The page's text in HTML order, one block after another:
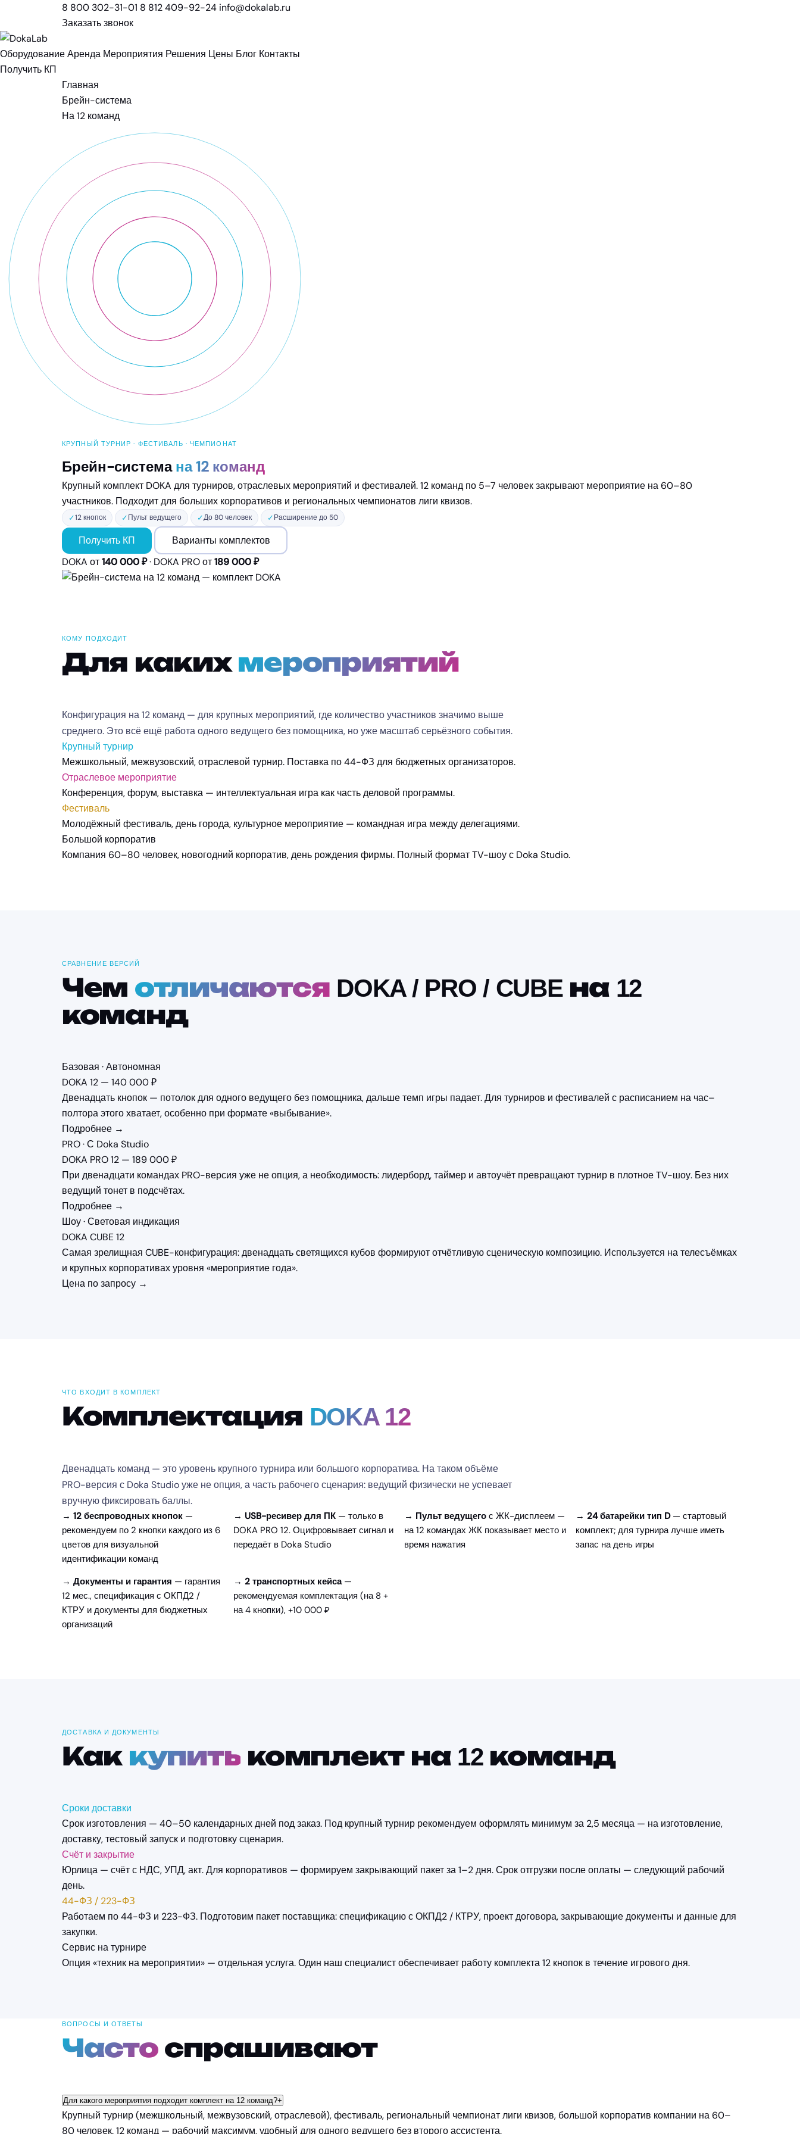
8 800 302-31-01 8 812 409-92-24 info@dokalab.ru
Заказать звонок
ОборудованиеАренда Мероприятия Решения Цены Блог Контакты
Получить КП
Главная
Брейн-система
На 12 команд
КРУПНЫЙ ТУРНИР · ФЕСТИВАЛЬ · ЧЕМПИОНАТ
Брейн-системана 12 команд
Крупный комплект DOKA для турниров, отраслевых мероприятий и фестивалей. 12 команд по 5–7 человек закрывают мероприятие на 60–80
участников. Подходит для больших корпоративов и региональных чемпионатов лиги квизов.
✓12 кнопок ✓Пульт ведущего ✓До 80 человек ✓Расширение до 50
Получить КП
Варианты комплектов
DOKA от140 000 ₽· DOKA PRO от189 000 ₽
КОМУ ПОДХОДИТ
Для каких мероприятий
Конфигурация на 12 команд — для крупных мероприятий, где количество участников значимо выше
среднего. Это всё ещё работа одного ведущего без помощника, но уже масштаб серьёзного события.
Крупный турнир
Межшкольный, межвузовский, отраслевой турнир. Поставка по 44-ФЗ для бюджетных организаторов.
Отраслевое мероприятие
Конференция, форум, выставка — интеллектуальная игра как часть деловой программы.
Фестиваль
Молодёжный фестиваль, день города, культурное мероприятие — командная игра между делегациями.
Большой корпоратив
Компания 60–80 человек, новогодний корпоратив, день рождения фирмы. Полный формат TV-шоу с Doka Studio.
СРАВНЕНИЕ ВЕРСИЙ
Чем отличаются DOKA / PRO / CUBE на 12
команд
Базовая · Автономная
DOKA 12 — 140 000 ₽
Двенадцать кнопок — потолок для одного ведущего без помощника, дальше темп игры падает. Для турниров и фестивалей с расписанием на час–
полтора этого хватает, особенно при формате «выбывание».
Подробнее →
PRO · С Doka Studio
DOKA PRO 12 — 189 000 ₽
При двенадцати командах PRO-версия уже не опция, а необходимость: лидерборд, таймер и автоучёт превращают турнир в плотное TV-шоу. Без них
ведущий тонет в подсчётах.
Подробнее →
Шоу · Световая индикация
DOKA CUBE 12
Самая зрелищная CUBE-конфигурация: двенадцать светящихся кубов формируют отчётливую сценическую композицию. Используется на телесъёмках
и крупных корпоративах уровня «мероприятие года».
Цена по запросу →
ЧТО ВХОДИТ В КОМПЛЕКТ
Комплектация DOKA 12
Двенадцать команд — это уровень крупного турнира или большого корпоратива. На таком объёме
PRO-версия с Doka Studio уже не опция, а часть рабочего сценария: ведущий физически не успевает
вручную фиксировать баллы.
→ 12 беспроводных кнопок —
рекомендуем по 2 кнопки каждого из 6
цветов для визуальной
идентификации команд
→ USB-ресивер для ПК— только в
DOKA PRO 12. Оцифровывает сигнал и
передаёт в Doka Studio
→ Пульт ведущего с ЖК-дисплеем —
на 12 командах ЖК показывает место и
время нажатия
→ 24 батарейки тип D— стартовый
комплект; для турнира лучше иметь
запас на день игры
→ Документы и гарантия — гарантия
12 мес., спецификация с ОКПД2 /
КТРУ и документы для бюджетных
организаций
→ 2 транспортных кейса—
рекомендуемая комплектация (на 8 +
на 4 кнопки), +10 000 ₽
ДОСТАВКА И ДОКУМЕНТЫ
Как купить комплект на 12 команд
Сроки доставки
Срок изготовления — 40–50 календарных дней под заказ. Под крупный турнир рекомендуем оформлять минимум за 2,5 месяца — на изготовление,
доставку, тестовый запуск и подготовку сценария.
Счёт и закрытие
Юрлица — счёт с НДС, УПД, акт. Для корпоративов — формируем закрывающий пакет за 1–2 дня. Срок отгрузки после оплаты — следующий рабочий
день.
44-ФЗ / 223-ФЗ
Работаем по 44-ФЗ и 223-ФЗ. Подготовим пакет поставщика: спецификацию с ОКПД2 / КТРУ, проект договора, закрывающие документы и данные для
закупки.
Сервис на турнире
Опция «техник на мероприятии» — отдельная услуга. Один наш специалист обеспечивает работу комплекта 12 кнопок в течение игрового дня.
ВОПРОСЫ И ОТВЕТЫ
Частоспрашивают
Для какого мероприятия подходит комплект на 12 команд?+
Крупный турнир (межшкольный, межвузовский, отраслевой), фестиваль, региональный чемпионат лиги квизов, большой корпоратив компании на 60–
80 человек. 12 команд — рабочий максимум, удобный для одного ведущего без второго ассистента.